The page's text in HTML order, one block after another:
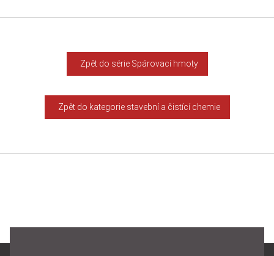
Zpět do série Spárovací hmoty
Zpět do kategorie stavební a čistící chemie